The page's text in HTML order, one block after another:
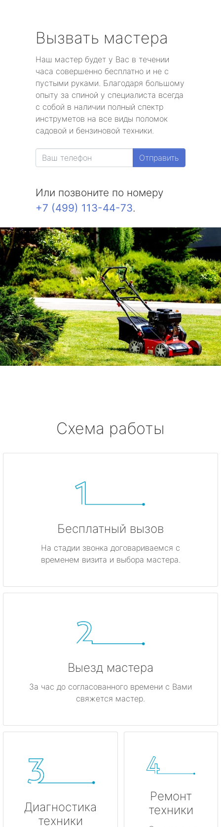
Вызвать мастера
Наш мастер будет у Вас в течении
часа совершенно бесплатно и не с
пустыми руками. Благодаря большому
опыту за спиной у специалиста всегда
с собой в наличии полный спектр
инструметов на все виды поломок
садовой и бензиновой техники.
Отправить
Или позвоните по номеру
+7 (499) 113-44-73.
Схема работы
Бесплатный вызов
На стадии звонка договариваемся с
временем визита и выбора мастера.
Выезд мастера
За час до согласованного времени с Вами
свяжется мастер.
Диагностика
техники
Ремонт
техники